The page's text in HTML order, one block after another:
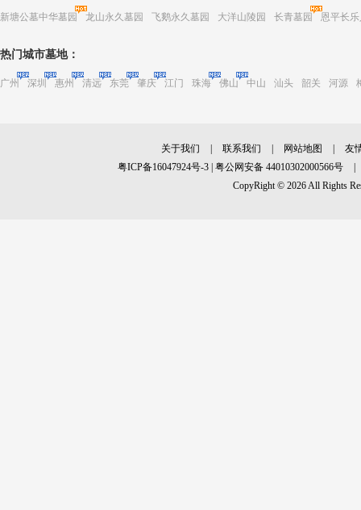
新塘公墓中华墓园 龙山永久墓园 飞鹅永久墓园 大洋山陵园 长青墓园 恩平长
热门城市墓地：
广州 深圳 惠州 清远 东莞 肇庆 江门 珠海 佛山 中山 汕头 韶关 河源
关于我们 联系我们 网站地图
友
粤ICP备16047924号-3 |粤公网安备 44010302000566号
CopyRight © 2026 All Rights